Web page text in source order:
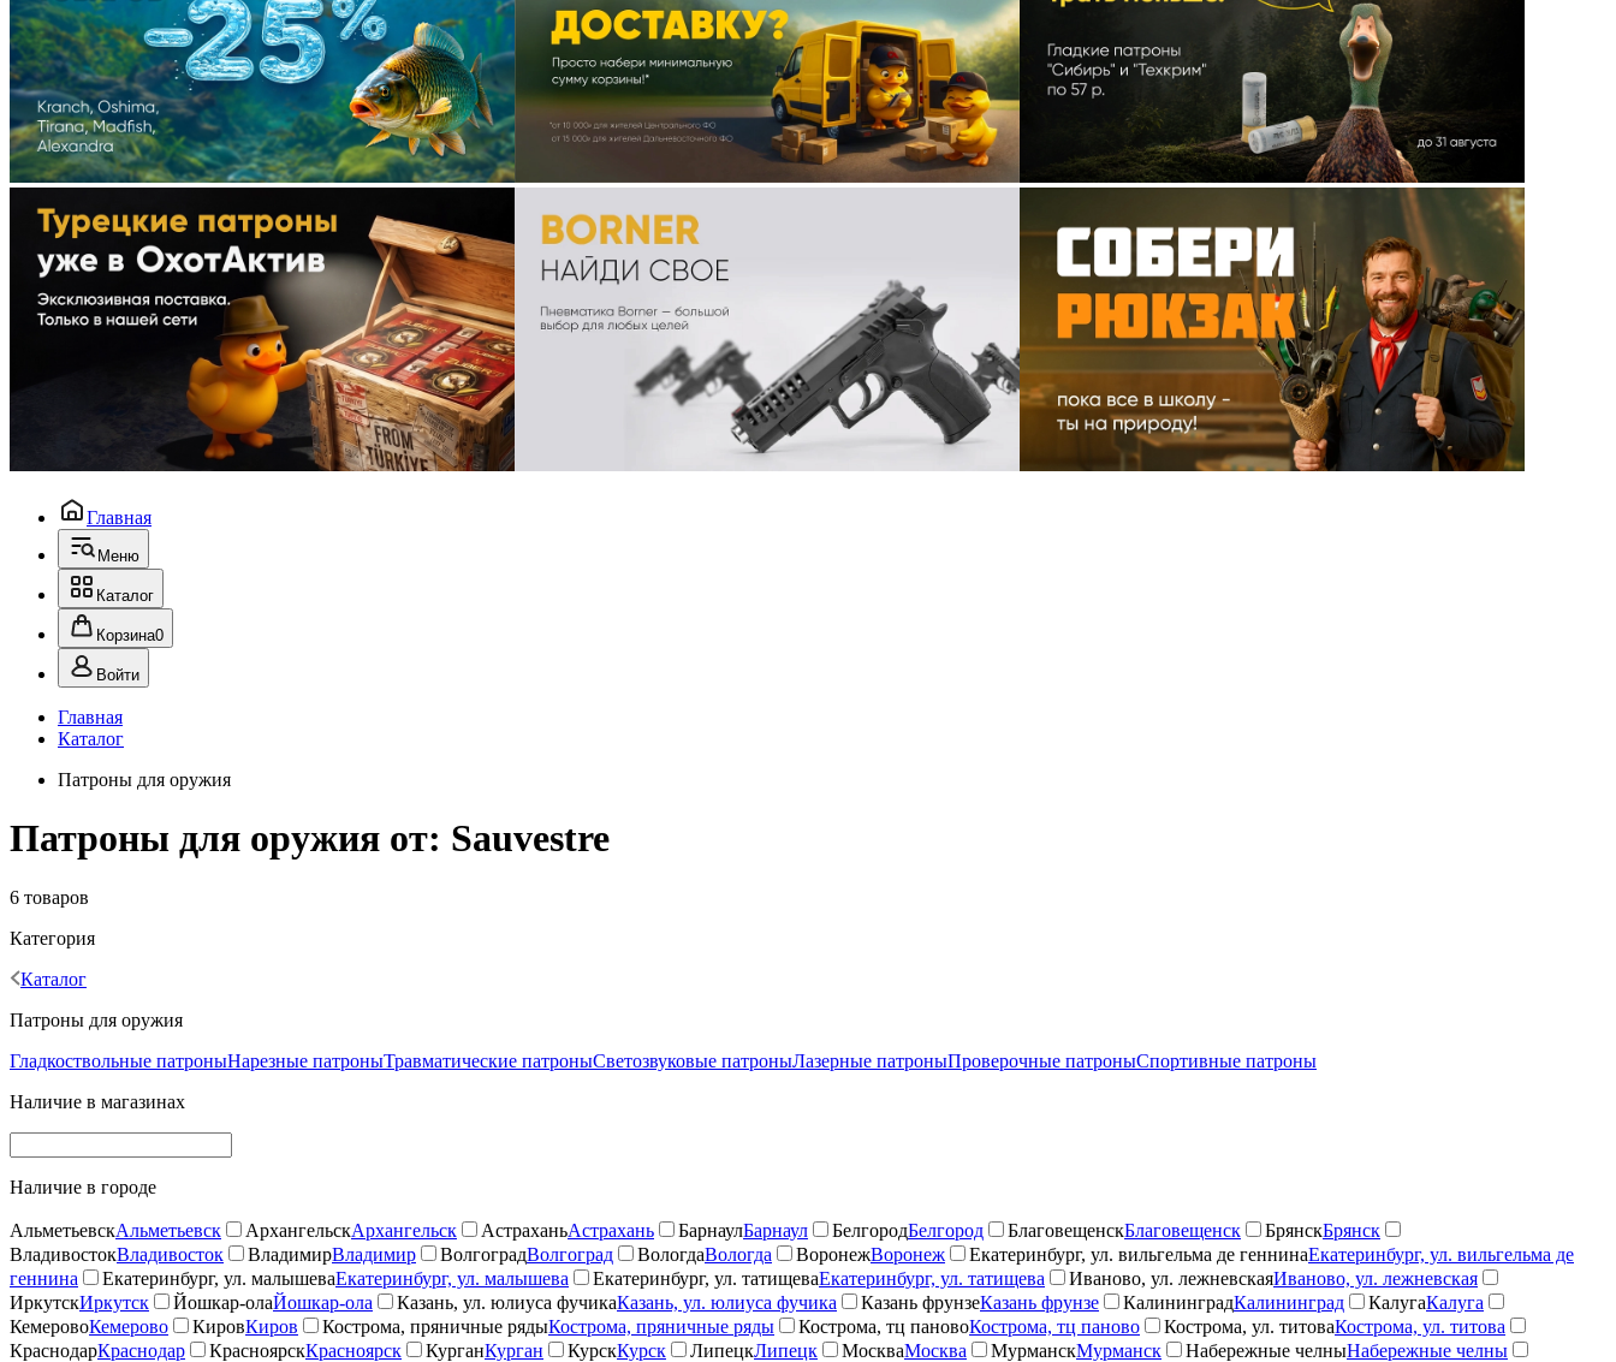
Главная
Меню
Каталог
Корзина0
Войти
Главная
Каталог
Патроны для оружия
Патроны для оружия от: Sauvestre
6 товаров
Категория
Каталог
Патроны для оружия
Гладкоствольные патроныНарезные патроныТравматические патроныСветозвуковые патроныЛазерные патроныПроверочные патроныСпортивные патроны
Наличие в магазинах
Наличие в городе
АльметьевскАльметьевск АрхангельскАрхангельск АстраханьАстрахань БарнаулБарнаул БелгородБелгород БлаговещенскБлаговещенск БрянскБрянск
ВладивостокВладивосток ВладимирВладимир ВолгоградВолгоград ВологдаВологда ВоронежВоронеж Екатеринбург, ул. вильгельма де геннинаЕкатеринбург, ул. вильгельма де
геннина
Екатеринбург, ул. малышеваЕкатеринбург, ул. малышева Екатеринбург, ул. татищеваЕкатеринбург, ул. татищева Иваново, ул. лежневскаяИваново, ул. лежневская
ИркутскИркутск Йошкар-олаЙошкар-ола Казань, ул. юлиуса фучикаКазань, ул. юлиуса фучика Казань фрунзеКазань фрунзе КалининградКалининград КалугаКалуга
КемеровоКемерово КировКиров Кострома, пряничные рядыКострома, пряничные ряды Кострома, тц пановоКострома, тц паново Кострома, ул. титоваКострома, ул. титова
КраснодарКраснодар КрасноярскКрасноярск КурганКурган КурскКурск ЛипецкЛипецк МоскваМосква МурманскМурманск Набережные челныНабережные челны